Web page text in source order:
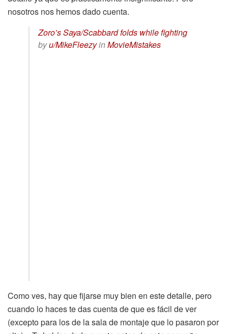
nosotros nos hemos dado cuenta.
Zoro’s Saya/Scabbard folds while fighting
byu/MikeFleezyinMovieMistakes
Como ves, hay que fijarse muy bien en este detalle, pero
cuando lo haces te das cuenta de que es fácil de ver
(excepto para los de la sala de montaje que lo pasaron por